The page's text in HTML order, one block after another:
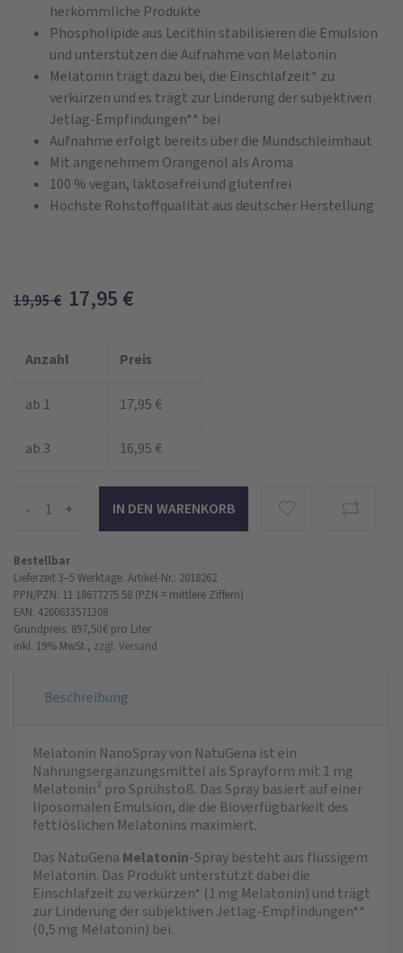
herkömmliche Produkte
Phospholipide aus Lecithin stabilisieren die Emulsion
und unterstützen die Aufnahme von Melatonin
Melatonin trägt dazu bei, die Einschlafzeit* zu
verkürzen und es trägt zur Linderung der subjektiven
Jetlag-Empfindungen** bei
Aufnahme erfolgt bereits über die Mundschleimhaut
Mit angenehmem Orangenöl als Aroma
100 % vegan, laktosefrei und glutenfrei
Höchste Rohstoffqualität aus deutscher Herstellung
19,95€ 17,95 €
Anzahl Preis
ab 1 17,95 €
ab 3 16,95 €
- +
Bestellbar
Lieferzeit 3–5 Werktage. Artikel-Nr.: 2018262
PPN/PZN: 11 18677275 58 (PZN = mittlere Ziffern)
EAN: 4260633571308
Grundpreis: 897,50 € pro Liter
inkl. 19% MwSt., zzgl. Versand
Beschreibung
Melatonin NanoSpray von NatuGena ist ein
Nahrungsergänzungsmittel als Sprayform mit 1 mg
Melatonin² pro Sprühstoß. Das Spray basiert auf einer
liposomalen Emulsion, die die Bioverfügbarkeit des
fettlöslichen Melatonins maximiert.
Das NatuGena Melatonin-Spray besteht aus flüssigem
Melatonin. Das Produkt unterstützt dabei die
Einschlafzeit zu verkürzen* (1 mg Melatonin) und trägt
zur Linderung der subjektiven Jetlag-Empfindungen**
(0,5 mg Melatonin) bei.